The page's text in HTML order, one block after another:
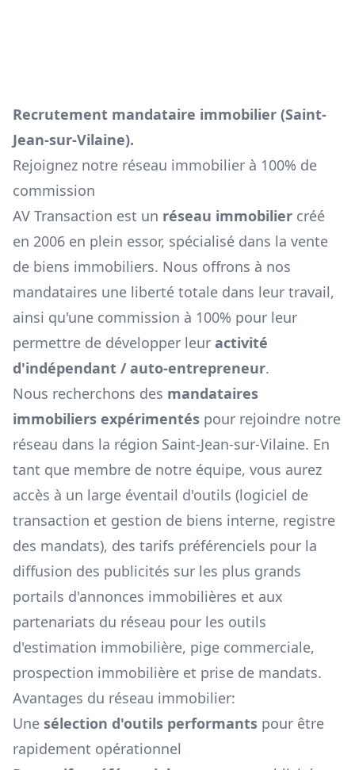
Recrutement mandataire immobilier (Saint-
Jean-sur-Vilaine).
Rejoignez notre réseau immobilier à 100% de
commission
AV Transaction est un réseau immobilier créé
en 2006 en plein essor, spécialisé dans la vente
de biens immobiliers. Nous offrons à nos
mandataires une liberté totale dans leur travail,
ainsi qu'une commission à 100% pour leur
permettre de développer leur activité
d'indépendant / auto-entrepreneur.
Nous recherchons des mandataires
immobiliers expérimentés pour rejoindre notre
réseau dans la région Saint-Jean-sur-Vilaine. En
tant que membre de notre équipe, vous aurez
accès à un large éventail d'outils (logiciel de
transaction et gestion de biens interne, registre
des mandats), des tarifs préférenciels pour la
diffusion des publicités sur les plus grands
portails d'annonces immobilières et aux
partenariats du réseau pour les outils
d'estimation immobilière, pige commerciale,
prospection immobilière et prise de mandats.
Avantages du réseau immobilier:
Une sélection d'outils performants pour être
rapidement opérationnel